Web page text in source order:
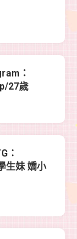
：
27歲
：
生妹 嬌小